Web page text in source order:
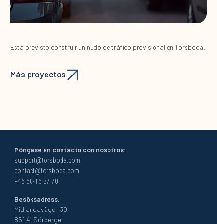
Está previsto construir un nudo de tráfico provisional en Torsboda.
Más proyectos
Póngase en contacto con nosotros:
support@torsboda.com
contact@torsboda.com
+46 60-16 37 70
Besöksadress:
Midlandavägen 30
861 41 Sörberge